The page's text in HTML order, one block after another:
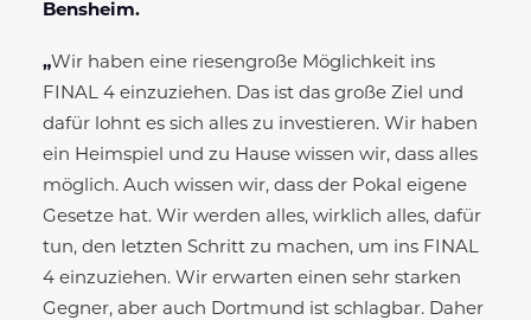
Bensheim.
„Wir haben eine riesengroße Möglichkeit ins
FINAL 4 einzuziehen. Das ist das große Ziel und
dafür lohnt es sich alles zu investieren. Wir haben
ein Heimspiel und zu Hause wissen wir, dass alles
möglich. Auch wissen wir, dass der Pokal eigene
Gesetze hat. Wir werden alles, wirklich alles, dafür
tun, den letzten Schritt zu machen, um ins FINAL
4 einzuziehen. Wir erwarten einen sehr starken
Gegner, aber auch Dortmund ist schlagbar. Daher